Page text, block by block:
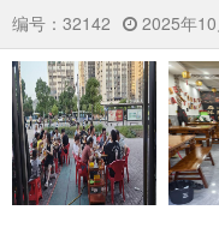
编号： 32142 2025年